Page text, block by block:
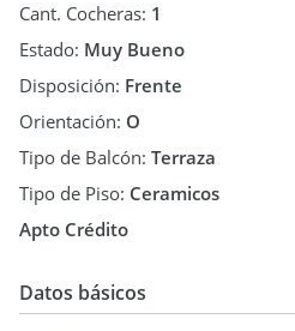
Cant. Cocheras: 1
Estado: Muy Bueno
Disposición: Frente
Orientación: O
Tipo de Balcón: Terraza
Tipo de Piso: Ceramicos
Apto Crédito
Datos básicos